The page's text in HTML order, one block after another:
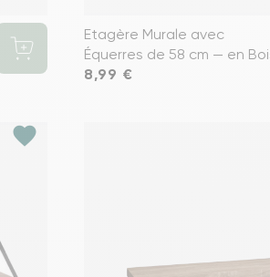
Etagère Murale avec
Équerres de 58 cm — en
Prix
8,99 €
favorite